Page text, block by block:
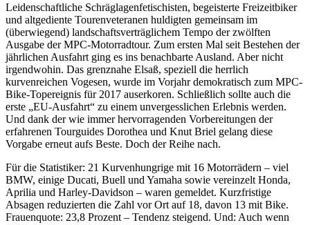
Leidenschaftliche Schräglagenfetischisten, begeisterte Freizeitbiker
und altgediente Tourenveteranen huldigten gemeinsam im
(überwiegend) landschaftsverträglichem Tempo der zwölften
Ausgabe der MPC-Motorradtour. Zum ersten Mal seit Bestehen der
jährlichen Ausfahrt ging es ins benachbarte Ausland. Aber nicht
irgendwohin. Das grenznahe Elsaß, speziell die herrlich
kurvenreichen Vogesen, wurde im Vorjahr demokratisch zum MPC-
Bike-Topereignis für 2017 auserkoren. Schließlich sollte auch die
erste „EU-Ausfahrt“ zu einem unvergesslichen Erlebnis werden.
Und dank der wie immer hervorragenden Vorbereitungen der
erfahrenen Tourguides Dorothea und Knut Briel gelang diese
Vorgabe erneut aufs Beste. Doch der Reihe nach.
Für die Statistiker: 21 Kurvenhungrige mit 16 Motorrädern – viel
BMW, einige Ducati, Buell und Yamaha sowie vereinzelt Honda,
Aprilia und Harley-Davidson – waren gemeldet. Kurzfristige
Absagen reduzierten die Zahl vor Ort auf 18, davon 13 mit Bike.
Frauenquote: 23,8 Prozent – Tendenz steigend. Und: Auch wenn